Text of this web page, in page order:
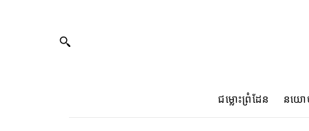
ជម្លោះព្រំដែន នយោ